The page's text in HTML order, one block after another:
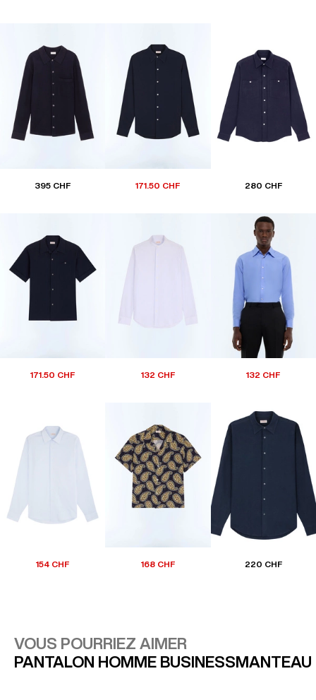
395 CHF 171.50 CHF 280 CHF
171.50 CHF 132 CHF 132 CHF
154 CHF 168 CHF 220 CHF
VOUS POURRIEZ AIMER
PANTALON HOMME BUSINESSMANTEAU